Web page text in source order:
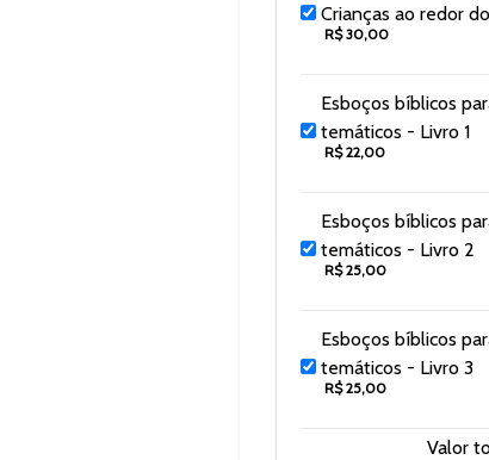
Crianças ao redor
R$ 30,00
Esboços bíblicos
temáticos - Livro 1
R$ 22,00
Esboços bíblicos
temáticos - Livro 2
R$ 25,00
Esboços bíblicos
temáticos - Livro 3
R$ 25,00
Valor